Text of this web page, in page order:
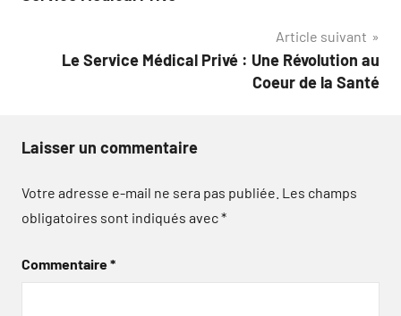
Article suivant
Le Service Médical Privé : Une Révolution au
Coeur de la Santé
Laisser un commentaire
Votre adresse e-mail ne sera pas publiée. Les champs
obligatoires sont indiqués avec*
Commentaire*